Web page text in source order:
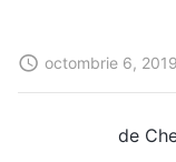
octombrie 6, 2019
de